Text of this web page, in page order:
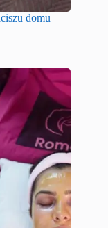
domu